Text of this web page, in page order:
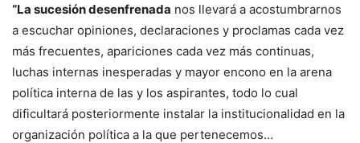
“La sucesión desenfrenada nos llevará a acostumbrarnos
a escuchar opiniones, declaraciones y proclamas cada vez
más frecuentes, apariciones cada vez más continuas,
luchas internas inesperadas y mayor encono en la arena
política interna de las y los aspirantes, todo lo cual
dificultará posteriormente instalar la institucionalidad en la
organización política a la que pertenecemos…